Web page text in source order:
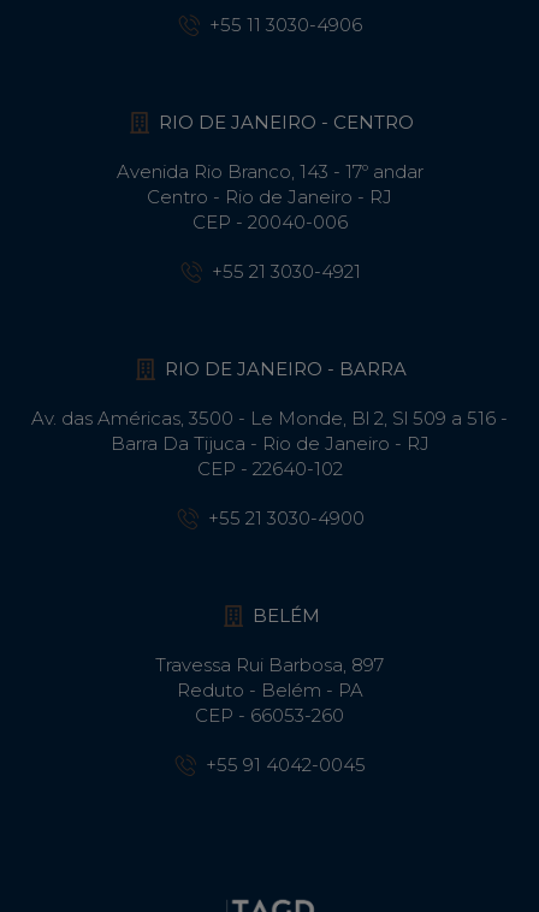
+55 11 3030-4906
RIO DE JANEIRO - CENTRO
Avenida Rio Branco, 143 - 17º andar
Centro - Rio de Janeiro - RJ
CEP - 20040-006
+55 21 3030-4921
RIO DE JANEIRO - BARRA
Av. das Américas, 3500 - Le Monde, Bl 2, Sl 509 a 516 -
Barra Da Tijuca - Rio de Janeiro - RJ
CEP - 22640-102​
+55 21 3030-4900
BELÉM
Travessa Rui Barbosa, 897
Reduto - Belém - PA
CEP - 66053-260
+55 91 4042-0045